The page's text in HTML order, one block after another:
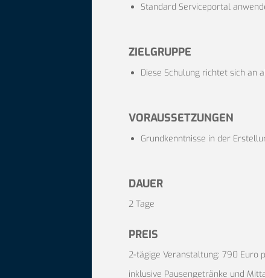
Standard Serviceportal
ZIELGRUPPE
Diese Schulung richtet sich an
VORAUSSETZUNGEN
Grundkenntnisse in der
DAUER
2 Tage
PREIS
2-tägige Veranstaltung: 790 Euro
inklusive Pausengetränke und